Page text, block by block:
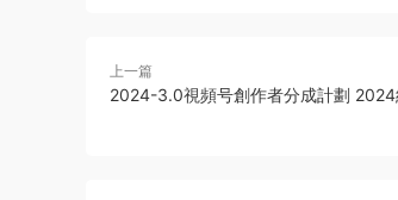
上一篇
2024-3.0視頻号創作者分成計劃